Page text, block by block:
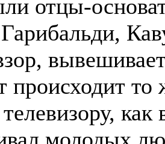
отцы-
происходит